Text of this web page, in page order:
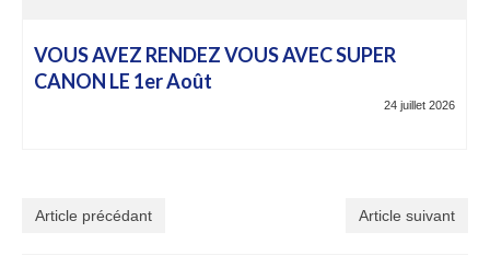
VOUS AVEZ RENDEZ VOUS AVEC SUPER
CANON LE 1er Août
24 juillet 2026
Article précédant Article suivant